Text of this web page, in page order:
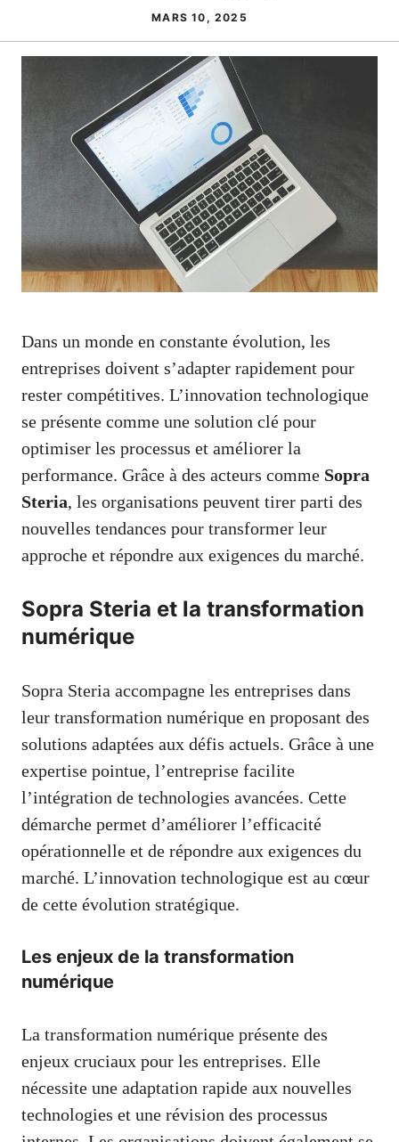
MARS 10, 2025
Dans un monde en constante évolution, les
entreprises doivent s’adapter rapidement pour
rester compétitives. L’innovation technologique
se présente comme une solution clé pour
optimiser les processus et améliorer la
performance. Grâce à des acteurs comme Sopra
Steria, les organisations peuvent tirer parti des
nouvelles tendances pour transformer leur
approche et répondre aux exigences du marché.
Sopra Steria et la transformation
numérique
Sopra Steria accompagne les entreprises dans
leur transformation numérique en proposant des
solutions adaptées aux défis actuels. Grâce à une
expertise pointue, l’entreprise facilite
l’intégration de technologies avancées. Cette
démarche permet d’améliorer l’efficacité
opérationnelle et de répondre aux exigences du
marché. L’innovation technologique est au cœur
de cette évolution stratégique.
Les enjeux de la transformation
numérique
La transformation numérique présente des
enjeux cruciaux pour les entreprises. Elle
nécessite une adaptation rapide aux nouvelles
technologies et une révision des processus